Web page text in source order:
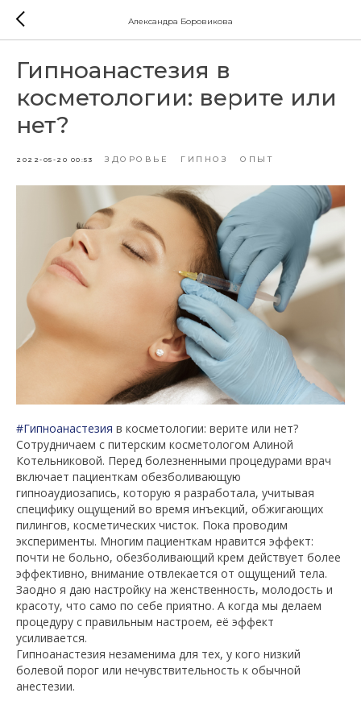
Александра Боровикова
Гипноанастезия в
косметологии: верите или
нет?
2022-05-20 00:53 ЗДОРОВЬЕ ГИПНОЗ ОПЫТ
#Гипноанастезия в косметологии: верите или нет?
Сотрудничаем с питерским косметологом Алиной
Котельниковой. Перед болезненными процедурами врач
включает пациенткам обезболивающую
гипноаудиозапись, которую я разработала, учитывая
специфику ощущений во время инъекций, обжигающих
пилингов, косметических чисток. Пока проводим
эксперименты. Многим пациенткам нравится эффект:
почти не больно, обезболивающий крем действует более
эффективно, внимание отвлекается от ощущений тела.
Заодно я даю настройку на женственность, молодость и
красоту, что само по себе приятно. А когда мы делаем
процедуру с правильным настроем, её эффект
усиливается.
Гипноанастезия незаменима для тех, у кого низкий
болевой порог или нечувствительность к обычной
анестезии.